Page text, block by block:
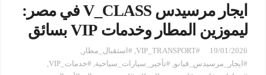
ايجار مرسيدس V_CLASS في مصر:
ليموزين المطار وخدمات VIP بسائق
19/01/2026
#VIP_TRANSPORT
, #استقبال_مطار ,
#ايجار_مرسيدس_فيانو, #تأجير_سيارات_سياحية, #خدمات_VIP
,